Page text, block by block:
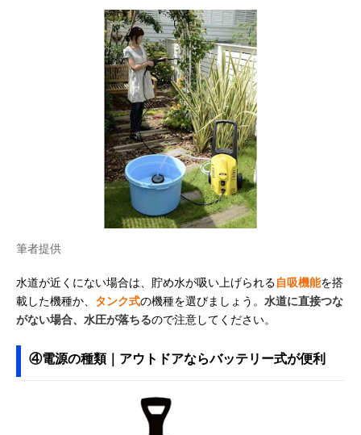
筆者提供
水道が近くにない場合は、貯め水が吸い上げられる自吸機能を搭
載した機種か、 タンク式の機種を選びましょう。 水道に直接つな
がない場合、水圧が落ちるので注意してください。
④電源の種類｜アウトドアならバッテリー式が便利